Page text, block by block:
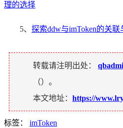
理的选择
5、 探索ddw与imToken的关联
转载请注明出处：
（）。
本文地址： https://
标签： imToken